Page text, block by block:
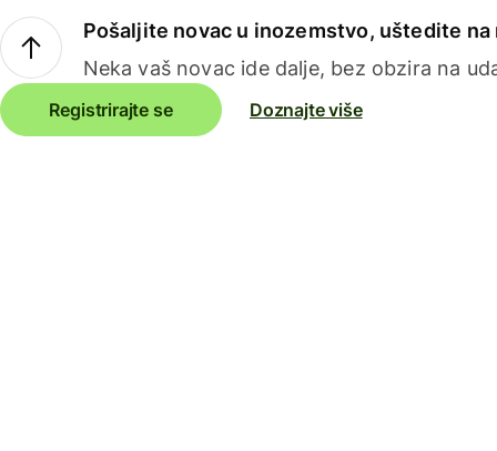
Pošaljite novac u inozemstvo, uštedite na
Neka vaš novac ide dalje, bez obzira na
Registrirajte se Doznajte više